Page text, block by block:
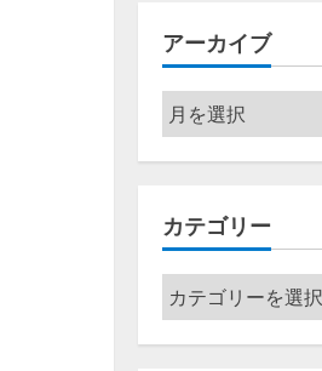
アーカイブ
ア
ー
カ
ブ
カテゴリー
カ
テ
ゴ